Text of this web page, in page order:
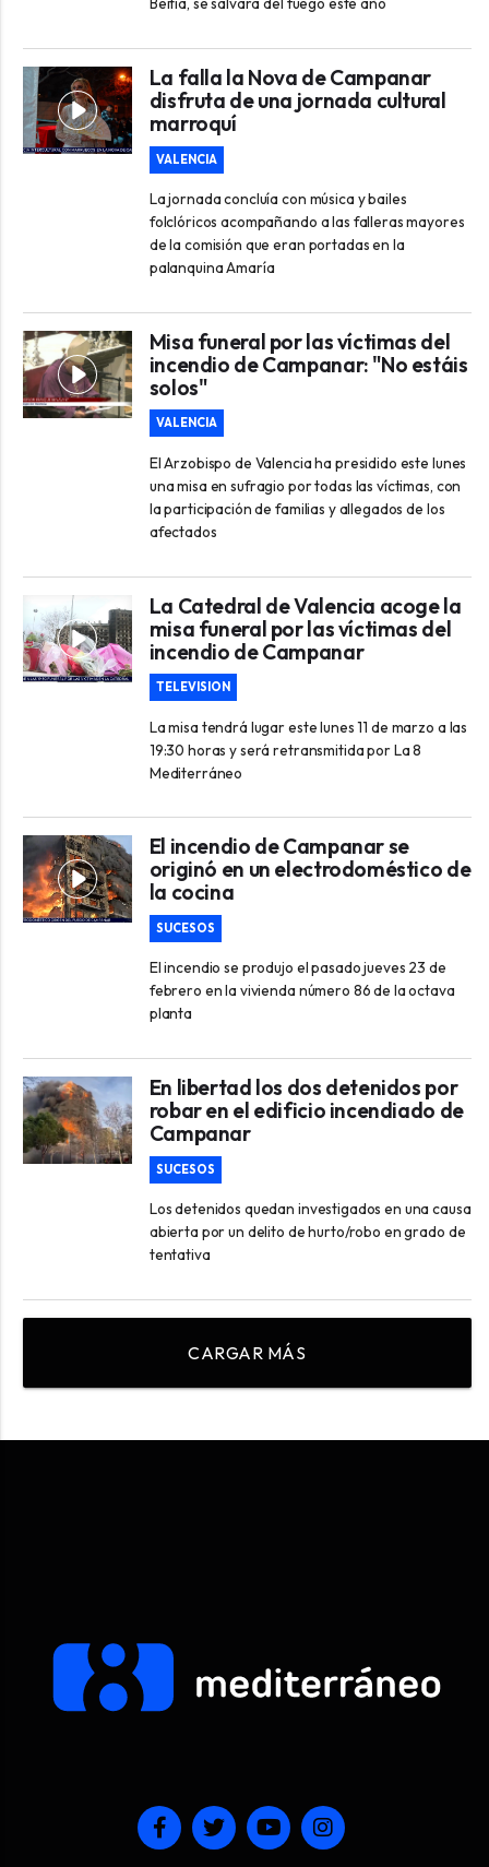
La falla la Nova de Campanar
disfruta de una jornada cultural
marroquí
VALENCIA
La jornada concluía con música y bailes
folclóricos acompañando a las falleras mayores
de la comisión que eran portadas en la
palanquina Amaría
Misa funeral por las víctimas del
incendio de Campanar: "No estáis
solos"
VALENCIA
El Arzobispo de Valencia ha presidido este lunes
una misa en sufragio por todas las víctimas, con
la participación de familias y allegados de los
afectados
La Catedral de Valencia acoge la
misa funeral por las víctimas del
incendio de Campanar
TELEVISION
La misa tendrá lugar este lunes 11 de marzo a las
19:30 horas y será retransmitida por La 8
Mediterráneo
El incendio de Campanar se
originó en un electrodoméstico de
la cocina
SUCESOS
El incendio se produjo el pasado jueves 23 de
febrero en la vivienda número 86 de la octava
planta
En libertad los dos detenidos por
robar en el edificio incendiado de
Campanar
SUCESOS
Los detenidos quedan investigados en una causa
abierta por un delito de hurto/robo en grado de
tentativa
CARGAR MÁS